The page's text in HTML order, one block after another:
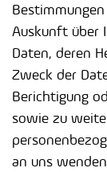
Auskunft über
Daten, deren
Zweck der
Berichtigung
sowie zu
an uns